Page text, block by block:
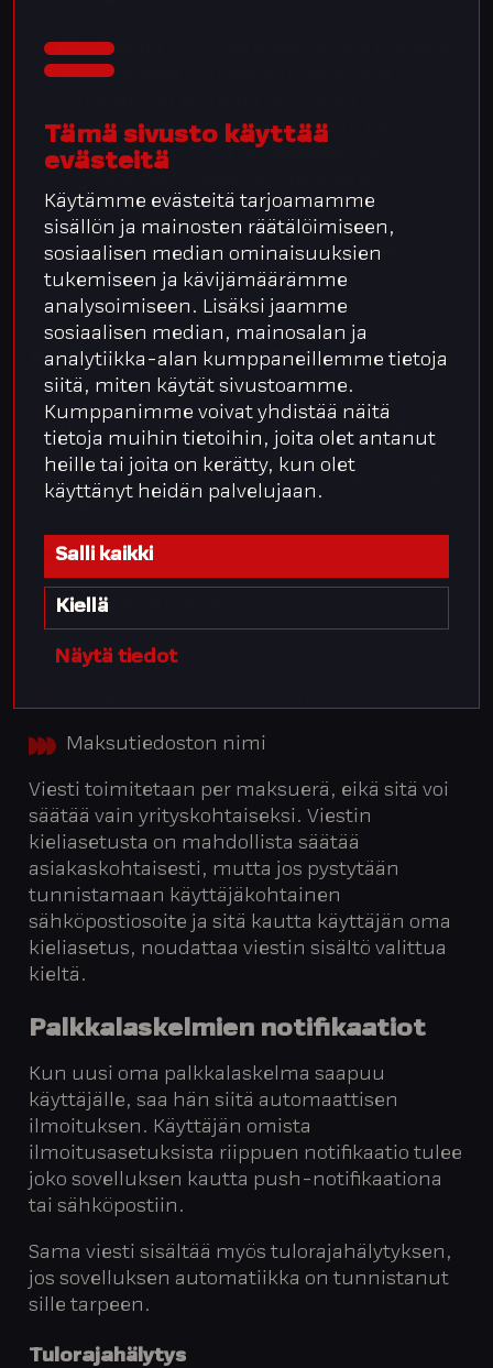
Tämä sivusto käyttää
evästeitä
Käytämme evästeitä tarjoamamme
sisällön ja mainosten räätälöimiseen,
sosiaalisen median ominaisuuksien
tukemiseen ja kävijämäärämme
analysoimiseen. Lisäksi jaamme
sosiaalisen median, mainosalan ja
analytiikka-alan kumppaneillemme tietoja
siitä, miten käytät sivustoamme.
Kumppanimme voivat yhdistää näitä
tietoja muihin tietoihin, joita olet antanut
heille tai joita on kerätty, kun olet
käyttänyt heidän palvelujaan.
Salli kaikki
Kiellä
Näytä tiedot
Tarkastaja voi myös ottaa kantaa maksua
hyväksyessä, lähteekö hyväksyjälle
käyttökelpoinen etenkin silloin, kun
lyhyellä aikavälillä tarkastetaan ja
maksuun.
Jos maksupäivä lähestyy, lähetetään
tarkastajille ja hyväksyjille lisäksi
muistutusviestejä.
Hyväksynnän automaattiviesti
Viimeisen hyväksynnän jälkeen voidaan
asettaa lähtemään automaattinen notifikaatio
maksuhyväksynnästä esimerkiksi
talousosaston sähköpostiosoitteeseen. Viesti
Yrityksen nimi
Maksun summa
Maksupvm
Maksutiedoston nimi
Viesti toimitetaan per maksuerä, eikä sitä voi
säätää vain yrityskohtaiseksi. Viestin
kieliasetusta on mahdollista säätää
asiakaskohtaisesti, mutta jos pystytään
tunnistamaan käyttäjäkohtainen
sähköpostiosoite ja sitä kautta käyttäjän oma
kieliasetus, noudattaa viestin sisältö valittua
kieltä.
Palkkalaskelmien notifikaatiot
Kun uusi oma palkkalaskelma saapuu
käyttäjälle, saa hän siitä automaattisen
ilmoituksen. Käyttäjän omista
ilmoitusasetuksista riippuen notifikaatio tulee
joko sovelluksen kautta push-notifikaationa
tai sähköpostiin.
Sama viesti sisältää myös tulorajahälytyksen,
jos sovelluksen automatiikka on tunnistanut
sille tarpeen.
Tulorajahälytys